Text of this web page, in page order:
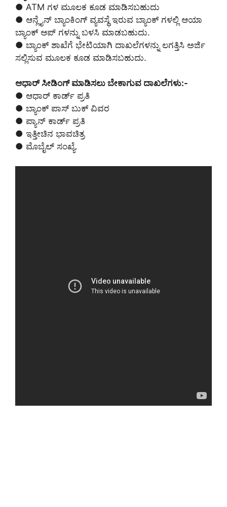
● ATM ಗಳ ಮೂಲಕ ಕೂಡ ಮಾಡಿಸಬಹುದು
● ಆನ್ಲೈನ್ ಬ್ಯಾಂಕಿಂಗ್ ವ್ಯವಸ್ಥೆ ಇರುವ ಬ್ಯಾಂಕ್ ಗಳಲ್ಲಿ ಆಯಾ
ಬ್ಯಾಂಕ್ ಆಪ್ ಗಳನ್ನು ಬಳಸಿ ಮಾಡಬಹುದು.
● ಬ್ಯಾಂಕ್ ಶಾಖೆಗೆ ಭೇಟಿಯಾಗಿ ದಾಖಲೆಗಳನ್ನು ಲಗತ್ತಿಸಿ ಅರ್ಜಿ
ಸಲ್ಲಿಸುವ ಮೂಲಕ ಕೂಡ ಮಾಡಿಸಬಹುದು.
ಆಧಾರ್ ಸೀಡಿಂಗ್ ಮಾಡಿಸಲು ಬೇಕಾಗುವ ದಾಖಲೆಗಳು:-
● ಆಧಾರ್ ಕಾರ್ಡ್ ಪ್ರತಿ
● ಬ್ಯಾಂಕ್ ಪಾಸ್ ಬುಕ್ ವಿವರ
● ಪ್ಯಾನ್ ಕಾರ್ಡ್ ಪ್ರತಿ
● ಇತ್ತೀಚಿನ ಭಾವಚಿತ್ರ
● ಮೊಬೈಲ್ ಸಂಖ್ಯೆ.